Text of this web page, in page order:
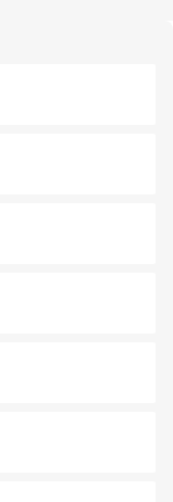
る外せないスポット